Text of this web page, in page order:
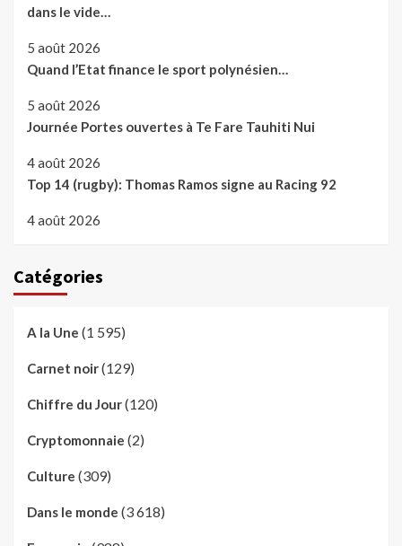
dans le vide…
5 août 2026
Quand l’Etat finance le sport polynésien…
5 août 2026
Journée Portes ouvertes à Te Fare Tauhiti Nui
4 août 2026
Top 14 (rugby): Thomas Ramos signe au Racing 92
4 août 2026
Catégories
A la Une (1 595)
Carnet noir(129)
Chiffre du Jour(120)
Cryptomonnaie (2)
Culture (309)
Dans le monde (3 618)